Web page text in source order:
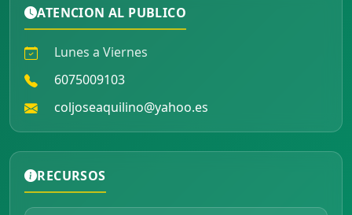
ATENCION AL PUBLICO
Lunes a Viernes
6075009103
coljoseaquilino@yahoo.es
RECURSOS